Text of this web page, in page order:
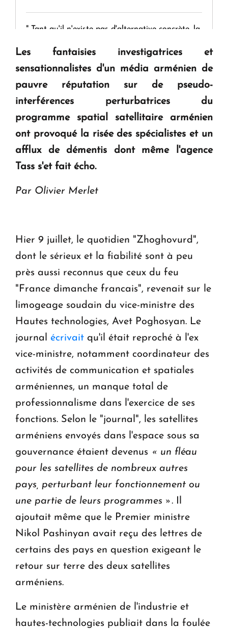
" Tant qu'il n'existe pas d'alternative concrète, la
en Arménie
Le premier hôtel Hyatt Regency d'Arménie
ouvrira ses portes à Dilijan
Les fantaisies investigatrices et
sensationnalistes d'un média arménien de
pauvre réputation sur de pseudo-
interférences perturbatrices du
programme spatial satellitaire arménien
ont provoqué la risée des spécialistes et un
afflux de démentis dont même l'agence
Tass s'et fait écho.
Par Olivier Merlet
Hier 9 juillet, le quotidien "Zhoghovurd",
dont le sérieux et la fiabilité sont à peu
près aussi reconnus que ceux du feu
"France dimanche francais", revenait sur le
limogeage soudain du vice-ministre des
Hautes technologies, Avet Poghosyan. Le
journal écrivait qu'il était reproché à l'ex
vice-ministre, notamment coordinateur des
activités de communication et spatiales
arméniennes, un manque total de
professionnalisme dans l'exercice de ses
fonctions. Selon le "journal", les satellites
arméniens envoyés dans l'espace sous sa
gouvernance étaient devenus « un fléau
pour les satellites de nombreux autres
pays, perturbant leur fonctionnement ou
une partie de leurs programmes ».
ajoutait même que le Premier ministre
Nikol Pashinyan avait reçu des lettres de
certains des pays en question exigeant le
retour sur terre des deux satellites
arméniens.
Le ministère arménien de l'industrie et
hautes-technologies publiait dans la foulée